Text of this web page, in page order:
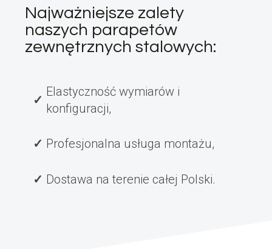
Najważniejsze zalety
naszych parapetów
zewnętrznych stalowych:
Elastyczność wymiarów i
konfiguracji,
Profesjonalna usługa montażu,
Dostawa na terenie całej Polski.